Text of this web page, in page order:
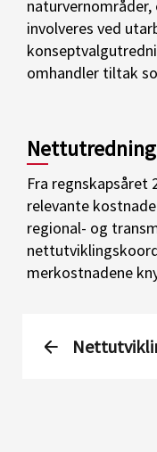
involveres ved
omhandler tiltak
Fra
relevante
regional- og
merkostnadene